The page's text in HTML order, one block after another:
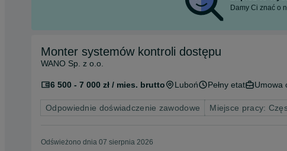
Damy Ci znać o
Monter systemów kontroli dostępu
WANO Sp. z o.o.
6 500 - 7 000 zł / mies. brutto Luboń Pełny etat Umowa
Odpowiednie doświadczenie zawodowe Miejsce pracy:
Odświeżono dnia 07 sierpnia 2026